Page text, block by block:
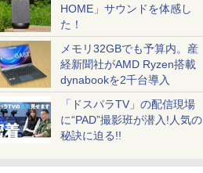
HOME」サウンドを体感し
た！
メモリ32GBでも予算内。産
経新聞社がAMD Ryzen搭載
dynabookを2千台導入
「ドスパラTV」の配信現場
に“PAD”撮影班が潜入!人気の
秘訣に迫る!!